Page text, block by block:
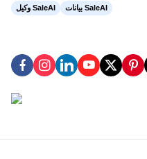
وكيل SaleAI بيانات SaleAI